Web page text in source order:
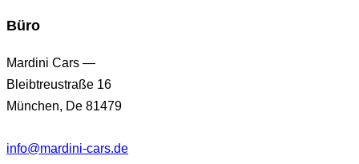
Büro
Mardini Cars —
Bleibtreustraße 16
München, De 81479
info@mardini-cars.de